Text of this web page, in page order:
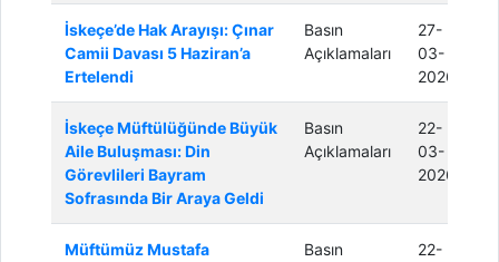
İskeçe’de Hak Arayışı: Çınar
Camii Davası 5 Haziran’a
Ertelendi
Basın
Açıklamaları
27-
03-
2026
İskeçe Müftülüğünde Büyük
Aile Buluşması: Din
Görevlileri Bayram
Sofrasında Bir Araya Geldi
Basın
Açıklamaları
22-
03-
2026
Müftümüz Mustafa
Basın
22-